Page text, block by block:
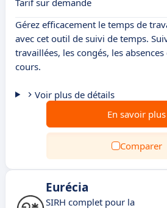
Tarif sur demande
Gérez efficacement le temps de
avec cet outil de suivi de temps.
travaillées, les congés, les
cours.
Voir plus de détails
En savoir plus
Comparer
Eurécia
SIRH complet pour la